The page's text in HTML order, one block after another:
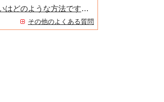
代金の支払いはどのような方法ですか？
その他のよくある質問